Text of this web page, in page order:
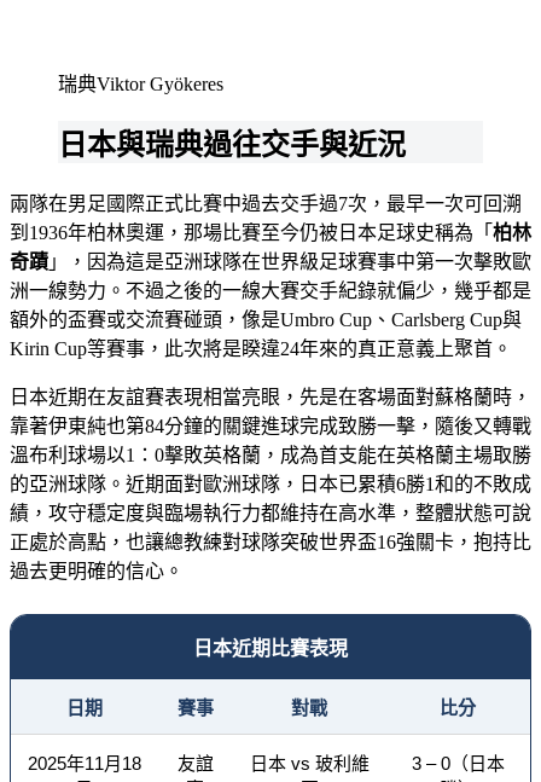
瑞典Viktor Gyökeres
日本與瑞典過往交手與近況
兩隊在男足國際正式比賽中過去交手過7次，最早一次可回溯
到1936年柏林奧運，那場比賽至今仍被日本足球史稱為「 柏林
奇蹟 」，因為這是亞洲球隊在世界級足球賽事中第一次擊敗歐
洲一線勢力。不過之後的一線大賽交手紀錄就偏少，幾乎都是
額外的盃賽或交流賽碰頭，像是Umbro Cup、Carlsberg Cup與
Kirin Cup等賽事，此次將是睽違24年來的真正意義上聚首。
日本近期在友誼賽表現相當亮眼，先是在客場面對蘇格蘭時，
靠著伊東純也第84分鐘的關鍵進球完成致勝一擊，隨後又轉戰
溫布利球場以1：0擊敗英格蘭，成為首支能在英格蘭主場取勝
的亞洲球隊。近期面對歐洲球隊，日本已累積6勝1和的不敗成
績，攻守穩定度與臨場執行力都維持在高水準，整體狀態可說
正處於高點，也讓總教練對球隊突破世界盃16強關卡，抱持比
過去更明確的信心。
日本近期比賽表現
日期 賽事 對戰 比分
2025年11月18
友誼
日本 vs 玻利維
3 – 0（日本